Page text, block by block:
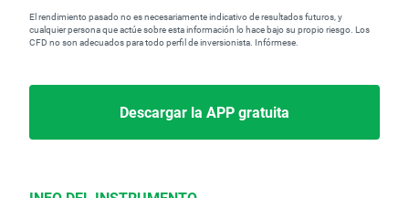
El rendimiento pasado no es necesariamente indicativo de resultados futuros, y
cualquier persona que actúe sobre esta información lo hace bajo su propio riesgo. Los
CFD no son adecuados para todo perfil de inversionista. Infórmese.
Descargar la APP gratuita